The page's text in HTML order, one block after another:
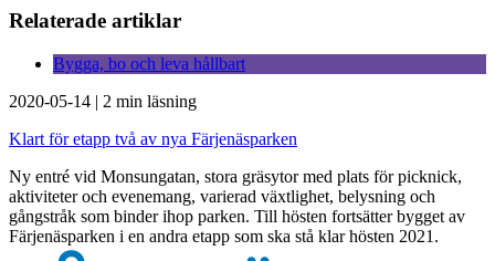
Relaterade artiklar
Bygga, bo och leva hållbart
2020-05-14 | 2 min läsning
Klart för etapp två av nya Färjenäsparken
Ny entré vid Monsungatan, stora gräsytor med plats för picknick,
aktiviteter och evenemang, varierad växtlighet, belysning och
gångstråk som binder ihop parken. Till hösten fortsätter bygget av
Färjenäsparken i en andra etapp som ska stå klar hösten 2021.